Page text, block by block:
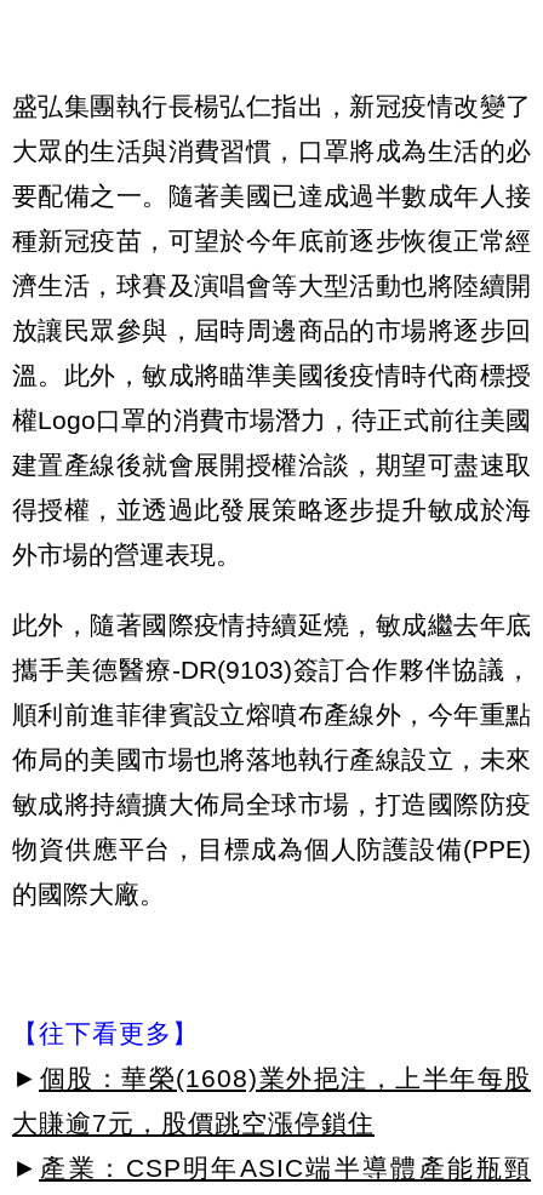
盛弘集團執行長楊弘仁指出，新冠疫情改變了
大眾的生活與消費習慣，口罩將成為生活的必
要配備之一。隨著美國已達成過半數成年人接
種新冠疫苗，可望於今年底前逐步恢復正常經
濟生活，球賽及演唱會等大型活動也將陸續開
放讓民眾參與，屆時周邊商品的市場將逐步回
溫。此外，敏成將瞄準美國後疫情時代商標授
權Logo口罩的消費市場潛力，待正式前往美國
建置產線後就會展開授權洽談，期望可盡速取
得授權，並透過此發展策略逐步提升敏成於海
外市場的營運表現。
此外，隨著國際疫情持續延燒，敏成繼去年底
攜手美德醫療-DR(9103)簽訂合作夥伴協議，
順利前進菲律賓設立熔噴布產線外，今年重點
佈局的美國市場也將落地執行產線設立，未來
敏成將持續擴大佈局全球市場，打造國際防疫
物資供應平台，目標成為個人防護設備(PPE)
的國際大廠。
【往下看更多】
► 個股：華榮(1608)業外挹注，上半年每股
大賺逾7元，股價跳空漲停鎖住
► 產業：CSP明年ASIC端半導體產能瓶頸